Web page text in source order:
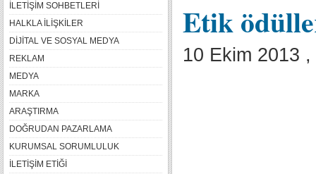
Etik
10 Ekim 2013
İLETİŞİM SOHBETLERİ
HALKLA İLİŞKİLER
DİJİTAL VE SOSYAL MEDYA
REKLAM
MEDYA
MARKA
ARAŞTIRMA
DOĞRUDAN PAZARLAMA
KURUMSAL SORUMLULUK
İLETİŞİM ETİĞİ